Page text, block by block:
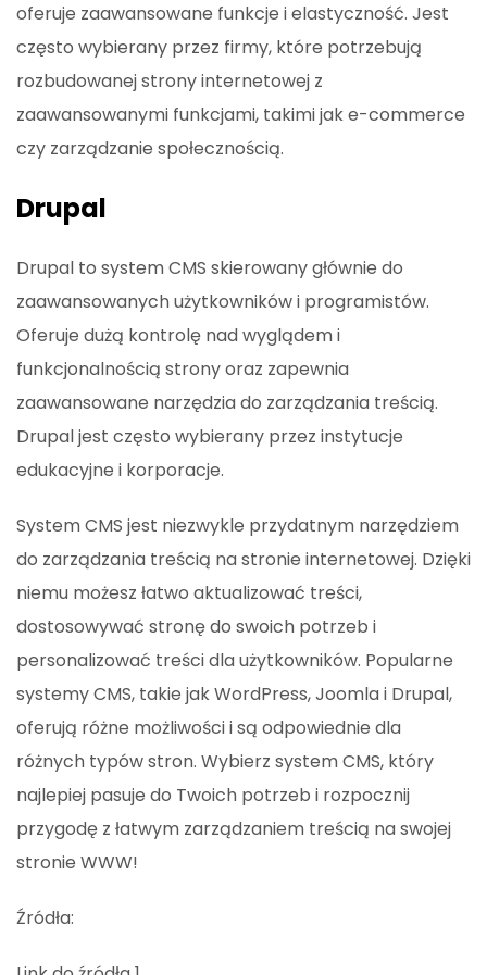
oferuje zaawansowane funkcje i elastyczność. Jest
często wybierany przez firmy, które potrzebują
rozbudowanej strony internetowej z
zaawansowanymi funkcjami, takimi jak e-commerce
czy zarządzanie społecznością.
Drupal
Drupal to system CMS skierowany głównie do
zaawansowanych użytkowników i programistów.
Oferuje dużą kontrolę nad wyglądem i
funkcjonalnością strony oraz zapewnia
zaawansowane narzędzia do zarządzania treścią.
Drupal jest często wybierany przez instytucje
edukacyjne i korporacje.
System CMS jest niezwykle przydatnym narzędziem
do zarządzania treścią na stronie internetowej. Dzięki
niemu możesz łatwo aktualizować treści,
dostosowywać stronę do swoich potrzeb i
personalizować treści dla użytkowników. Popularne
systemy CMS, takie jak WordPress, Joomla i Drupal,
oferują różne możliwości i są odpowiednie dla
różnych typów stron. Wybierz system CMS, który
najlepiej pasuje do Twoich potrzeb i rozpocznij
przygodę z łatwym zarządzaniem treścią na swojej
stronie WWW!
Źródła: